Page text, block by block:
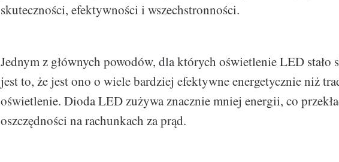
skuteczności, efektywności i wszechstronności.
Jednym z głównych powodów, dla których oświetlenie LED stało
jest to, że jest ono o wiele bardziej efektywne energetycznie niż
oświetlenie. Dioda LED zużywa znacznie mniej energii, co
oszczędności na rachunkach za prąd.